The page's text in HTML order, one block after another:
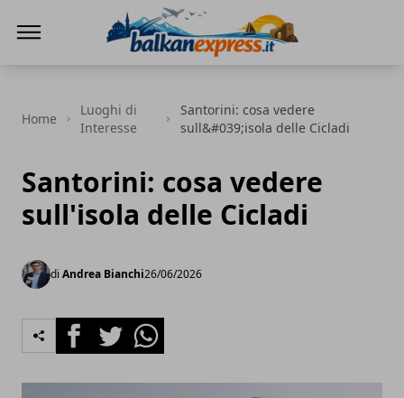
Home
Luoghi di
Interesse
Santorini: cosa vedere
sull&#039;isola delle Cicladi
Santorini: cosa vedere
sull'isola delle Cicladi
di Andrea Bianchi26/06/2026
FacebookTwitterWhatsapp